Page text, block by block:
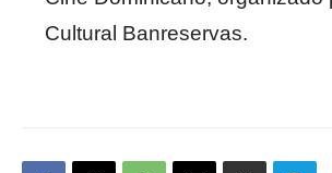
Cultural Banreservas.